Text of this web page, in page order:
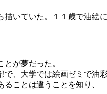
いていた。１１歳で油絵
が夢だった。
、大学では絵画ゼミで油彩
ことは違うことを知り、